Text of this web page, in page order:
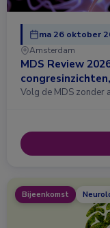
ma 26 oktober
Amsterdam
MDS Review
Volg de MDS zonder
Bijeenkomst